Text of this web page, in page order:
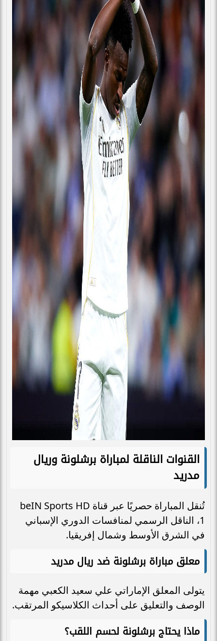
القنوات الناقلة لمباراة برشلونة وريال
مدريد
تُنقل المباراة حصريًا عبر قناة beIN Sports HD
1، الناقل الرسمي لمنافسات الدوري الإسباني
في الشرق الأوسط وشمال إفريقيا.
معلق مباراة برشلونة ضد ريال مدريد
يتولى المعلق الإماراتي علي سعيد الكعبي مهمة
الوصف والتعليق على أحداث الكلاسيكو المرتقب.
ماذا يحتاج برشلونة لحسم اللقب؟